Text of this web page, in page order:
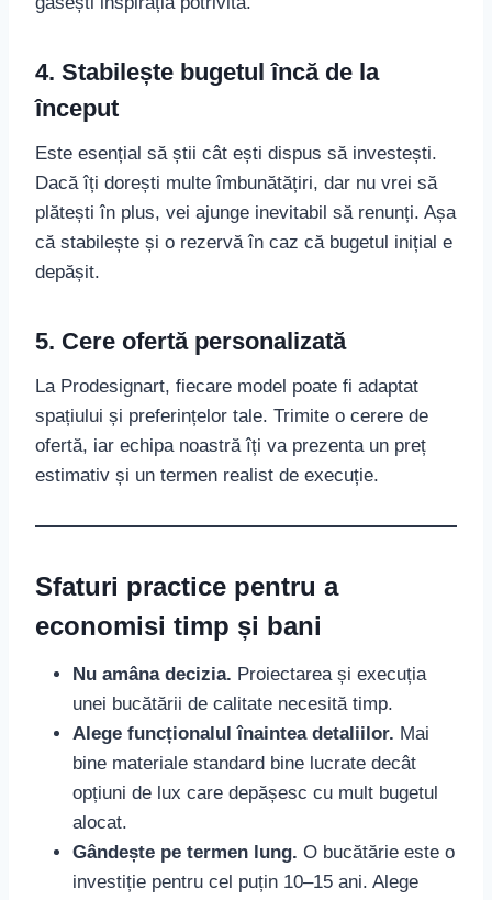
4. Stabilește bugetul încă de la
început
Este esențial să știi cât ești dispus să investești.
Dacă îți dorești multe îmbunătățiri, dar nu vrei să
plătești în plus, vei ajunge inevitabil să renunți. Așa
că stabilește și o rezervă în caz că bugetul inițial e
depășit.
5. Cere ofertă personalizată
La Prodesignart, fiecare model poate fi adaptat
spațiului și preferințelor tale. Trimite o cerere de
ofertă, iar echipa noastră îți va prezenta un preț
estimativ și un termen realist de execuție.
Sfaturi practice pentru a
economisi timp și bani
Nu amâna decizia. Proiectarea și execuția
unei bucătării de calitate necesită timp.
Alege funcționalul înaintea detaliilor. Mai
bine materiale standard bine lucrate decât
opțiuni de lux care depășesc cu mult bugetul
alocat.
Gândește pe termen lung. O bucătărie este o
investiție pentru cel puțin 10–15 ani. Alege